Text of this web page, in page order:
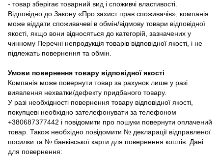
- товар зберігає товарний вид і споживчі властивості.
Відповідно до Закону «Про захист прав споживачів», компанія
може віддати споживачеві в обмін/відмову товари відповідної
якості, якщо вони відносяться до категорій, зазначених у
чинному Перечні непродукція товарів відповідної якості, і не
підлежать повернення та обмін.
Умови повернення товару відповідної якості
Компанія може повернути товар за рахунок лише у разі
виявлення нехватки/дефекту придбаного товару.
У разі необхідності повернення товару відповідної якості,
покупцеві необхідно зателефонувати за телефоном
+380687377442 і повідомити про пошуки повернути оплачений
товар. Також необхідно повідомити № декларації відправленої
посилки та № банківської карти для повернення коштів. Дані
для повернення: